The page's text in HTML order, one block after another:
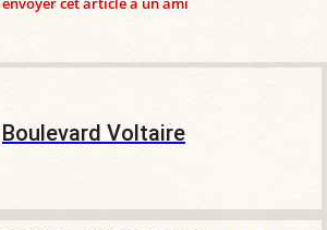
Boulevard Voltaire